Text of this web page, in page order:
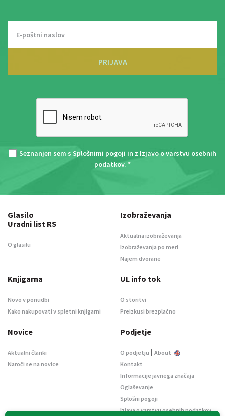
PRIJAVA
Seznanjen sem s Splošnimi pogoji in z Izjavo o varstvu osebnih
podatkov. *
Glasilo
Uradni list RS
O glasilu
Izobraževanja
Aktualna izobraževanja
Izobraževanja po meri
Najem dvorane
Knjigarna
Novo v ponudbi
Kako nakupovati v spletni knjigarni
UL info tok
O storitvi
Preizkusi brezplačno
Novice
Aktualni članki
Naroči se na novice
Podjetje
O podjetju | About
Kontakt
Informacije javnega značaja
Oglaševanje
Splošni pogoji
Izjava o varstvu osebnih podatkov